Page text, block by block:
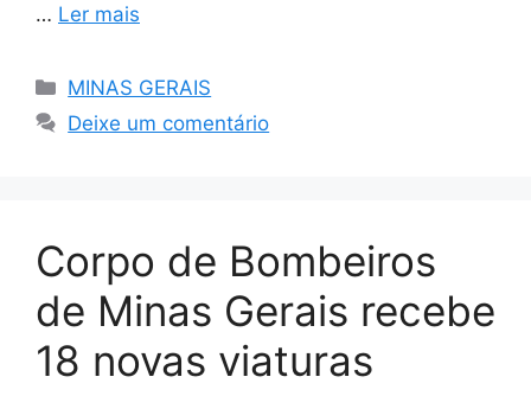
… Ler mais
Categorias
MINAS GERAIS
Deixe um comentário
Corpo de Bombeiros
de Minas Gerais recebe
18 novas viaturas